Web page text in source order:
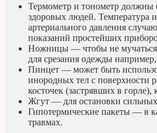
Термометр и тонометр должны
здоровых людей. Температура
артериального давления
показаний простейших
Ножницы — чтобы не мучаться
для срезания одежды
Пинцет — может быть
инородных тел с поверхности
косточек (застрявших в горле),
Жгут — для остановки
Гипотермические пакеты — в
травмах.